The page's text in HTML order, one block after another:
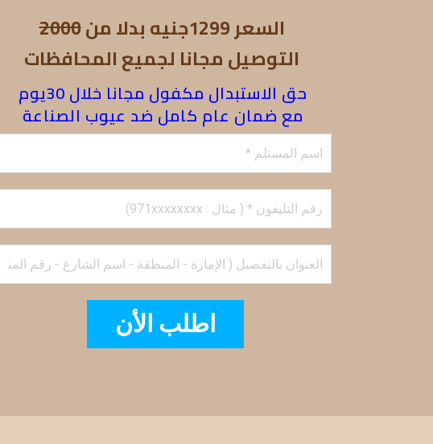
السعر 1299جنيه بدلا من
2000
التوصيل مجانا لجميع المحافظات
حق الاستبدال مكفول مجانا خلال 30يوم
مع ضمان عام كامل ضد عيوب الصناعة
اطلب الأن